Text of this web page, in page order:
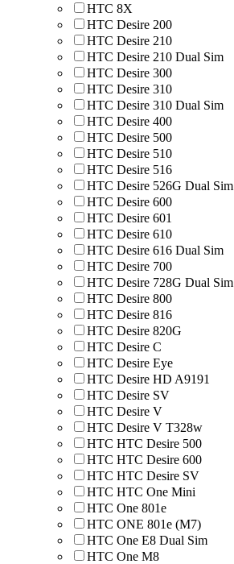
HTC 8Х
HTC Desire 200
HTC Desire 210
HTC Desire 210 Dual Sim
HTC Desire 300
HTC Desire 310
HTC Desire 310 Dual Sim
HTC Desire 400
HTC Desire 500
HTC Desire 510
HTC Desire 516
HTC Desire 526G Dual Sim
HTC Desire 600
HTC Desire 601
HTC Desire 610
HTC Desire 616 Dual Sim
HTC Desire 700
HTC Desire 728G Dual Sim
HTC Desire 800
HTC Desire 816
HTC Desire 820G
HTC Desire C
HTC Desire Eye
HTC Desire HD A9191
HTC Desire SV
HTC Desire V
HTC Desire V T328w
HTC HTC Desire 500
HTC HTC Desire 600
HTC HTC Desire SV
HTC HTC One Mini
HTC One 801e
HTC ONE 801e (M7)
HTC One E8 Dual Sim
HTC One M8